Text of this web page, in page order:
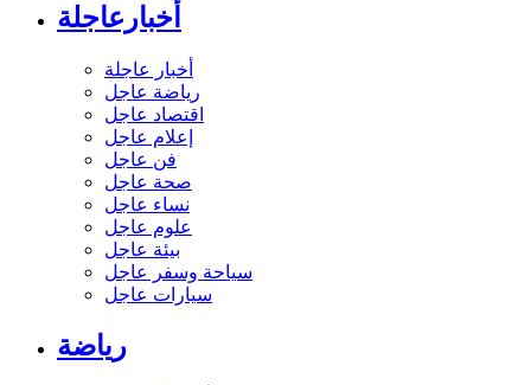
أخبارعاجلة
أخبار عاجلة
رياضة عاجل
اقتصاد عاجل
إعلام عاجل
فن عاجل
صحة عاجل
نساء عاجل
علوم عاجل
بيئة عاجل
سياحة وسفر عاجل
سيارات عاجل
رياضة